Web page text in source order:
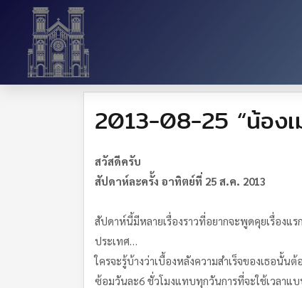
2013-08-25 “น้องเ
สวัสดีครับ
สัปดาห์ละครั้ง อาทิตย์ที่ 25 ส.ค. 2013
สัปดาห์นี้มีหลายเรื่องราวที่อยากจะพูดคุยเรื่องแ
ประเทศ…
ใครจะรู้บ้างว่าเบื้องหลังความสำเร็จของเธอนั้
ซ้อมวันละ6 ชั่วโมงแทบทุกวันการที่จะใช้เวลาแ